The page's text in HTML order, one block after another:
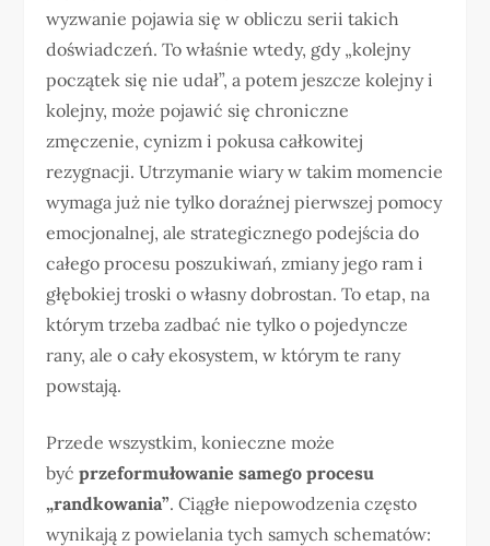
wyzwanie pojawia się w obliczu serii takich
doświadczeń. To właśnie wtedy, gdy „kolejny
początek się nie udał”, a potem jeszcze kolejny i
kolejny, może pojawić się chroniczne
zmęczenie, cynizm i pokusa całkowitej
rezygnacji. Utrzymanie wiary w takim momencie
wymaga już nie tylko doraźnej pierwszej pomocy
emocjonalnej, ale strategicznego podejścia do
całego procesu poszukiwań, zmiany jego ram i
głębokiej troski o własny dobrostan. To etap, na
którym trzeba zadbać nie tylko o pojedyncze
rany, ale o cały ekosystem, w którym te rany
powstają.
Przede wszystkim, konieczne może
byćprzeformułowanie samego procesu
„randkowania”. Ciągłe niepowodzenia często
wynikają z powielania tych samych schematów: